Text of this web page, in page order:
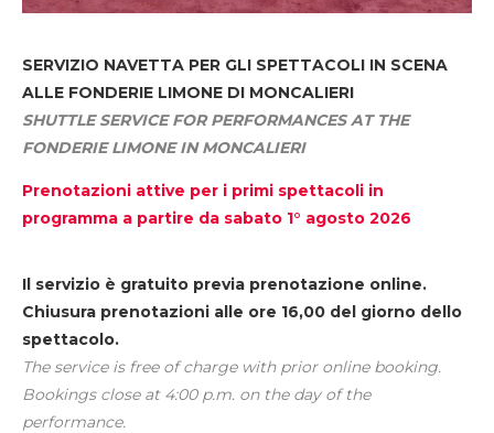
SERVIZIO NAVETTA PER GLI SPETTACOLI IN SCENA
ALLE FONDERIE LIMONE DI MONCALIERI
SHUTTLE SERVICE FOR PERFORMANCES AT THE
FONDERIE LIMONE IN MONCALIERI
Prenotazioni attive per i primi spettacoli in
programma a partire da sabato 1° agosto 2026
Il servizio è gratuito previa prenotazione online.
Chiusura prenotazioni alle ore 16,00 del giorno dello
spettacolo.
The service is free of charge with prior online booking.
Bookings close at 4:00 p.m. on the day of the
performance.